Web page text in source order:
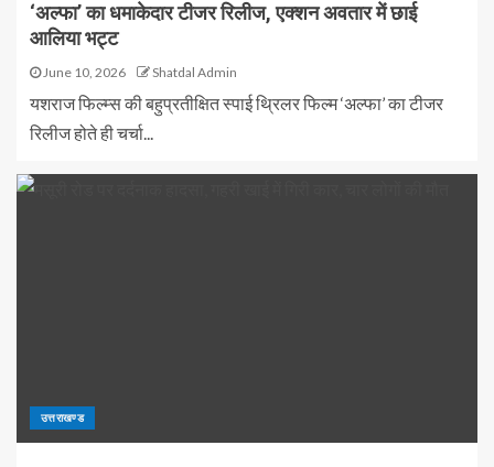
‘अल्फा’ का धमाकेदार टीजर रिलीज, एक्शन अवतार में छाई
आलिया भट्ट
June 10, 2026 Shatdal Admin
यशराज फिल्म्स की बहुप्रतीक्षित स्पाई थ्रिलर फिल्म ‘अल्फा’ का टीजर
रिलीज होते ही चर्चा...
उत्तराखण्ड